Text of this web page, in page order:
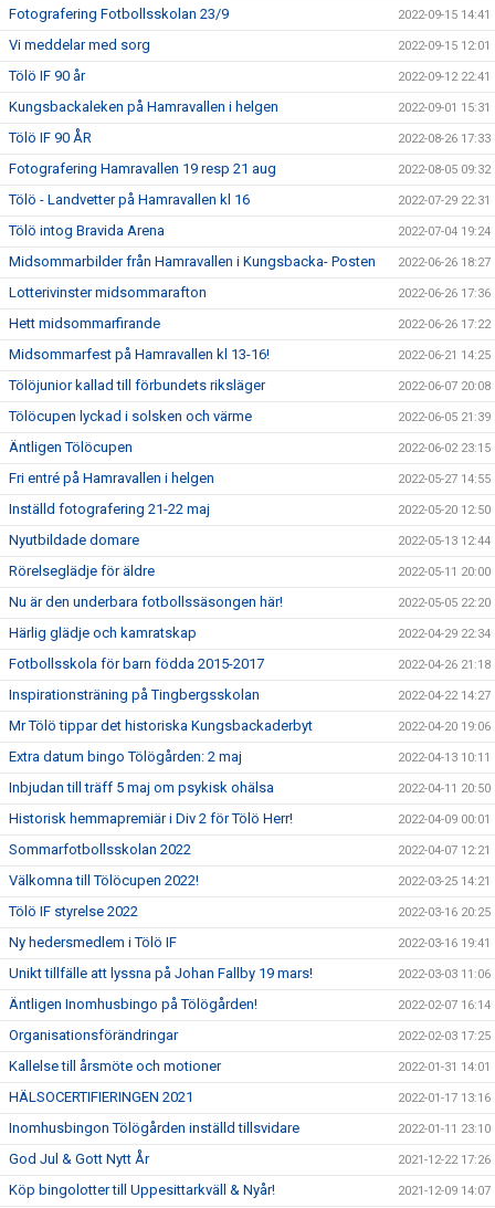
Fotografering Fotbollsskolan 23/9 2022-09-15 14:41
Vi meddelar med sorg 2022-09-15 12:01
Tölö IF 90 år 2022-09-12 22:41
Kungsbackaleken på Hamravallen i helgen 2022-09-01 15:31
Tölö IF 90 ÅR 2022-08-26 17:33
Fotografering Hamravallen 19 resp 21 aug 2022-08-05 09:32
Tölö - Landvetter på Hamravallen kl 16 2022-07-29 22:31
Tölö intog Bravida Arena 2022-07-04 19:24
Midsommarbilder från Hamravallen i Kungsbacka- Posten 2022-06-26 18:27
Lotterivinster midsommarafton 2022-06-26 17:36
Hett midsommarfirande 2022-06-26 17:22
Midsommarfest på Hamravallen kl 13-16! 2022-06-21 14:25
Tölöjunior kallad till förbundets riksläger 2022-06-07 20:08
Tölöcupen lyckad i solsken och värme 2022-06-05 21:39
Äntligen Tölöcupen 2022-06-02 23:15
Fri entré på Hamravallen i helgen 2022-05-27 14:55
Inställd fotografering 21-22 maj 2022-05-20 12:50
Nyutbildade domare 2022-05-13 12:44
Rörelseglädje för äldre 2022-05-11 20:00
Nu är den underbara fotbollssäsongen här! 2022-05-05 22:20
Härlig glädje och kamratskap 2022-04-29 22:34
Fotbollsskola för barn födda 2015-2017 2022-04-26 21:18
Inspirationsträning på Tingbergsskolan 2022-04-22 14:27
Mr Tölö tippar det historiska Kungsbackaderbyt 2022-04-20 19:06
Extra datum bingo Tölögården: 2 maj 2022-04-13 10:11
Inbjudan till träff 5 maj om psykisk ohälsa 2022-04-11 20:50
Historisk hemmapremiär i Div 2 för Tölö Herr! 2022-04-09 00:01
Sommarfotbollsskolan 2022 2022-04-07 12:21
Välkomna till Tölöcupen 2022! 2022-03-25 14:21
Tölö IF styrelse 2022 2022-03-16 20:25
Ny hedersmedlem i Tölö IF 2022-03-16 19:41
Unikt tillfälle att lyssna på Johan Fallby 19 mars! 2022-03-03 11:06
Äntligen Inomhusbingo på Tölögården! 2022-02-07 16:14
Organisationsförändringar 2022-02-03 17:25
Kallelse till årsmöte och motioner 2022-01-31 14:01
HÄLSOCERTIFIERINGEN 2021 2022-01-17 13:16
Inomhusbingon Tölögården inställd tillsvidare 2022-01-11 23:10
God Jul & Gott Nytt År 2021-12-22 17:26
Köp bingolotter till Uppesittarkväll & Nyår! 2021-12-09 14:07